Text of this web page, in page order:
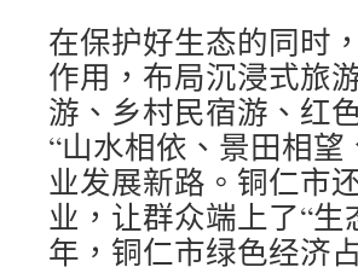
在保护好生态的同时
作用，布局沉浸式旅
游、乡村民宿游、红
“山水相依、景田相
业发展新路。铜仁市
业，让群众端上了“生
年，铜仁市绿色经济